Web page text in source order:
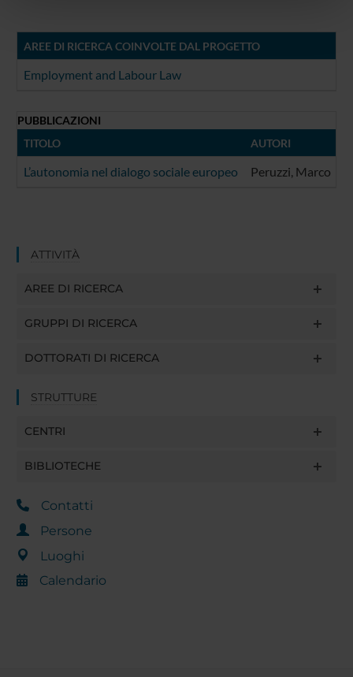
raccolto dal tuo utilizzo dei loro servizi.
AREE DI RICERCA COINVOLTE DAL PROGETTO
Employment and Labour Law
PUBBLICAZIONI
TITOLO
AUTORI
L’autonomia nel dialogo sociale europeo Peruzzi, Marco
ATTIVITÀ
AREE DI RICERCA
GRUPPI DI RICERCA
DOTTORATI DI RICERCA
STRUTTURE
CENTRI
BIBLIOTECHE
Contatti
Persone
Luoghi
Calendario